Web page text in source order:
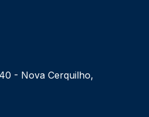
- Nova Cerquilho,